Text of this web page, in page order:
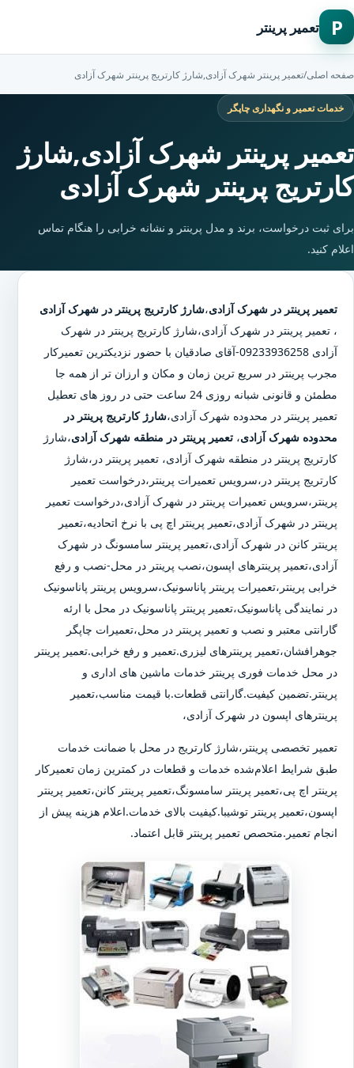
P تعمیر پرینتر
صفحه اصلی/تعمیر پرینتر شهرک آزادی,شارژ کارتریج پرینتر شهرک آزادی
خدمات تعمیر و نگهداری چاپگر
تعمیر پرینتر شهرک آزادی,شارژ
کارتریج پرینتر شهرک آزادی
برای ثبت درخواست، برند و مدل پرینتر و نشانه خرابی را هنگام تماس
اعلام کنید.
تعمیر پرینتر در شهرک آزادی،شارژ کارتریج پرینتر در شهرک آزادی
، تعمیر پرینتر در شهرک آزادی،شارژ کارتریج پرینتر در شهرک
آزادی
09233936258-آقای صادقیان با حضور نزدیکترین تعمیرکار
مجرب پرینتر در سریع ترین زمان و مکان و ارزان تر از همه جا
مطمئن و قانونی شبانه روزی 24 ساعت حتی در روز های تعطیل
تعمیر پرینتر در محدوده شهرک آزادی،شارژ کارتریج پرینتر در
محدوده شهرک آزادی، تعمیر پرینتر در منطقه شهرک آزادی،شارژ
کارتریج پرینتر در منطقه شهرک آزادی، تعمیر پرینتر در،شارژ
کارتریج پرینتر در،سرویس تعمیرات پرینتر،درخواست تعمیر
پرینتر،سرویس تعمیرات پرینتر در شهرک آزادی،درخواست تعمیر
پرینتر در شهرک آزادی،تعمیر پرینتر اچ پی با نرخ اتحادیه،تعمیر
پرینتر کانن در شهرک آزادی،تعمیر پرینتر سامسونگ در شهرک
آزادی،تعمیر پرینترهای اپسون،نصب پرینتر در محل-نصب و رفع
خرابی پرینتر،تعمیرات پرینتر پاناسونیک،سرویس پرینتر پاناسونیک
در نمایندگی پاناسونیک،تعمیر پرینتر پاناسونیک در محل با ارئه
گارانتی معتبر و نصب و تعمیر پرینتر در محل،تعمیرات چاپگر
جوهرافشان،تعمیر پرینترهای لیزری.تعمیر و رفع خرابی.تعمیر پرینتر
در محل خدمات فوری پرینتر خدمات ماشین های اداری و
پرینتر.تضمین کیفیت.گارانتی قطعات.با قیمت مناسب،تعمیر
پرینترهای اپسون در شهرک آزادی،
تعمیر تخصصی پرینتر،شارژ کارتریج در محل با ضمانت خدمات
طبق شرایط اعلام‌شده خدمات و قطعات در کمترین زمان تعمیرکار
پرینتر اچ پی،تعمیر پرینتر سامسونگ،تعمیر پرینتر کانن،تعمیر پرینتر
اپسون،تعمیر پرینتر توشیبا.کیفیت بالای خدمات.اعلام هزینه پیش از
انجام تعمیر.متحصص تعمیر پرینتر قابل اعتماد.